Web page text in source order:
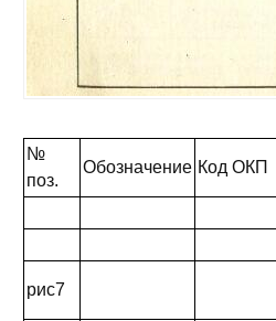
№
поз.
Обозначение Код ОКП
рис7